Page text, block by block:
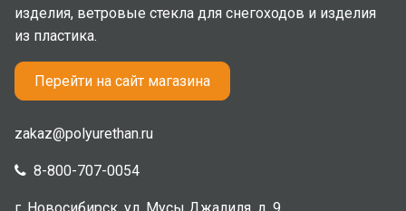
изделия, ветровые стекла для снегоходов и изделия
из пластика.
Перейти на сайт магазина
zakaz@polyurethan.ru
8-800-707-0054
г. Новосибирск, ул. Мусы Джалиля, д. 9